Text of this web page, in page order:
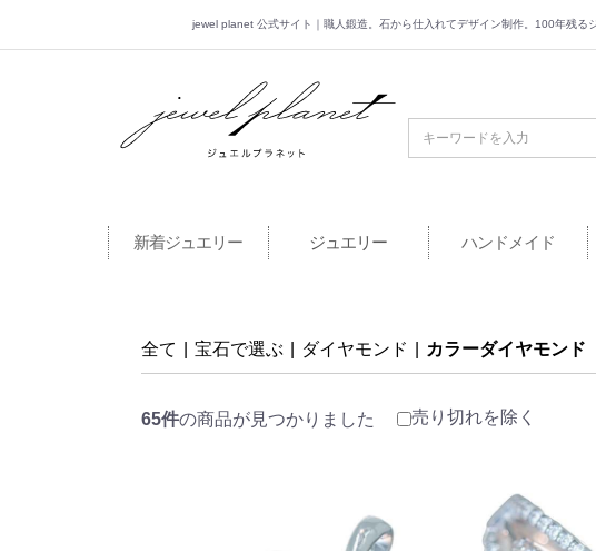
jewel planet 公式サイト｜職人鍛造。石から仕入れてデザイン制作。100年残る
jewel planet 公式サイト
新着ジュエリー ジュエリー ハンドメイド
全て 宝石で選ぶ ダイヤモンド カラーダイヤモンド
65件の商品が見つかりました 売り切れを除く